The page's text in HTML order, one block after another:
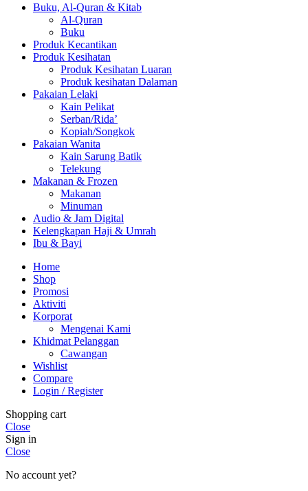
Buku, Al-Quran & Kitab
Al-Quran
Buku
Produk Kecantikan
Produk Kesihatan
Produk Kesihatan Luaran
Produk kesihatan Dalaman
Pakaian Lelaki
Kain Pelikat
Serban/Rida’
Kopiah/Songkok
Pakaian Wanita
Kain Sarung Batik
Telekung
Makanan & Frozen
Makanan
Minuman
Audio & Jam Digital
Kelengkapan Haji & Umrah
Ibu & Bayi
Home
Shop
Promosi
Aktiviti
Korporat
Mengenai Kami
Khidmat Pelanggan
Cawangan
Wishlist
Compare
Login / Register
Shopping cart
Close
Sign in
Close
No account yet?